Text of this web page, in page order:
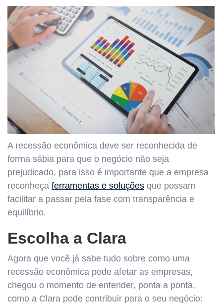
A recessão econômica deve ser reconhecida de
forma sábia para que o negócio não seja
prejudicado, para isso é importante que a empresa
reconheça ferramentas e soluções que possam
facilitar a passar pela fase com transparência e
equilíbrio.
Escolha a Clara
Agora que você já sabe tudo sobre como uma
recessão econômica pode afetar as empresas,
chegou o momento de entender, ponta a ponta,
como a Clara pode contribuir para o seu negócio: